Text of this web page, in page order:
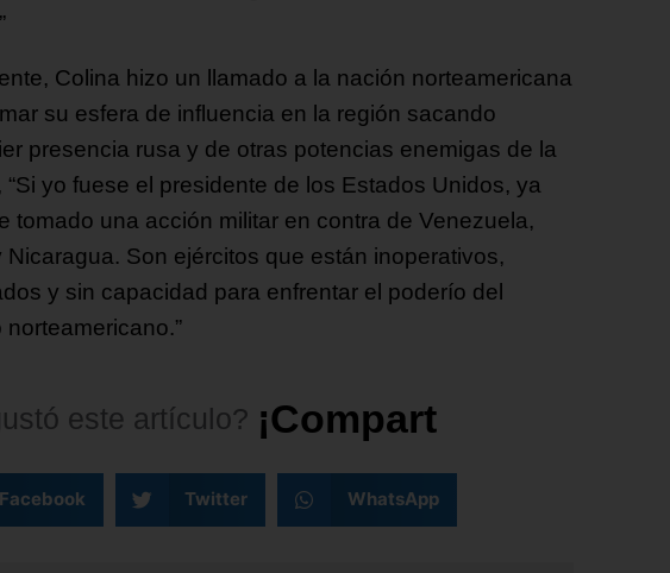
Colina hizo un llamado a la nación norteamericana
su esfera de influencia en la región sacando
presencia rusa y de otras potencias enemigas de la
“Si yo fuese el presidente de los Estados Unidos, ya
tomado una acción militar en contra de Venezuela,
Nicaragua. Son ejércitos que están inoperativos,
y sin capacidad para enfrentar el poderío del
norteamericano.”
este artículo? ¡Compart
Facebook Twitter WhatsApp